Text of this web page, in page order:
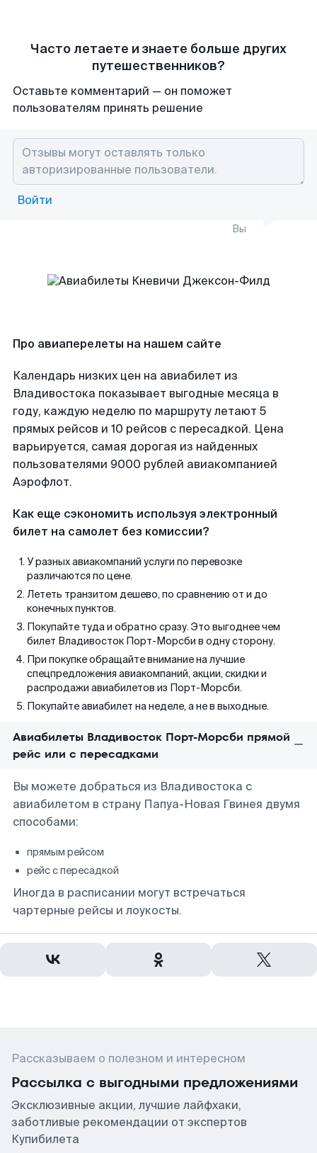
Часто летаете и знаете больше других
путешественников?
Оставьте комментарий — он поможет
пользователям принять решение
Войти
Вы
Про авиаперелеты на нашем сайте
Календарь низких цен на авиабилет из
Владивостока показывает выгодные месяца в
году, каждую неделю по маршруту летают 5
прямых рейсов и 10 рейсов с пересадкой. Цена
варьируется, самая дорогая из найденных
пользователями 9000 рублей авиакомпанией
Аэрофлот.
Как еще сэкономить используя электронный
билет на самолет без комиссии?
У разных авиакомпаний услуги по перевозке
различаются по цене.
Лететь транзитом дешево, по сравнению от и до
конечных пунктов.
Покупайте туда и обратно сразу. Это выгоднее чем
билет Владивосток Порт-Морсби в одну сторону.
При покупке обращайте внимание на лучшие
спецпредложения авиакомпаний, акции, скидки и
распродажи авиабилетов из Порт-Морсби.
Покупайте авиабилет на неделе, а не в выходные.
Авиабилеты Владивосток Порт-Морсби прямой
рейс или с пересадками
Вы можете добраться из Владивостока с
авиабилетом в страну Папуа-Новая Гвинея двумя
способами:
прямым рейсом
рейс с пересадкой
Иногда в расписании могут встречаться
чартерные рейсы и лоукосты.
Рассказываем о полезном и интересном
Рассылка с выгодными предложениями
Эксклюзивные акции, лучшие лайфхаки,
заботливые рекомендации от экспертов
Купибилета